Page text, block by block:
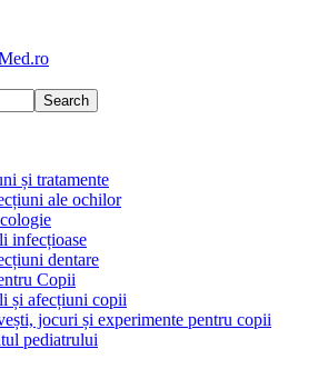
și tratamente
ale ochilor
infecțioase
dentare
Copii
și afecțiuni copii
jocuri și experimente pentru copii
pediatrului